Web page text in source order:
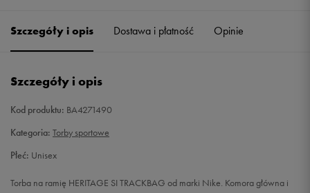
Szczegóły i opis Dostawa i płatność Opinie
Szczegóły i opis
Kod produktu: BA4271490
Kategoria: Torby sportowe
Płeć: Unisex
Torba na ramię HERITAGE SI TRACKBAG od marki Nike. Komora główna i